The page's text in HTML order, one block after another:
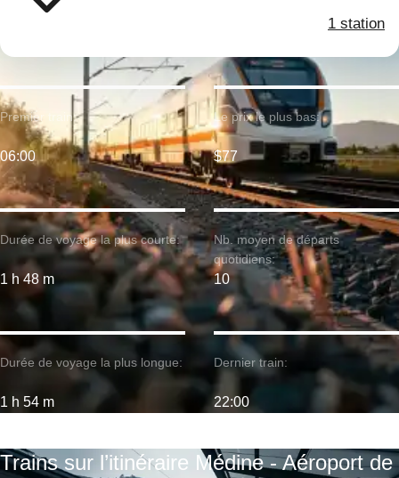
1 station
Durée de voyage la plus courte:
1 h 48 m
Premier train:
06:00
Durée de voyage la plus longue:
1 h 54 m
Le prix le plus bas:
$77
Nb. moyen de départs
quotidiens:
10
Dernier train:
22:00
Trains sur l’itinéraire Médine - Aéroport de